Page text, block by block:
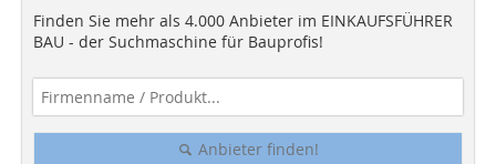
Finden Sie mehr als 4.000 Anbieter im EINKAUFSFÜHRER
BAU - der Suchmaschine für Bauprofis!
Anbieter finden!